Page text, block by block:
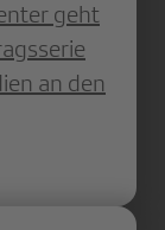
geht
an den